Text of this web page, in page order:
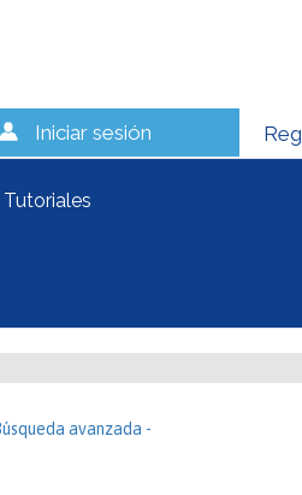
Iniciar sesión
Tutoriales
avanzada -